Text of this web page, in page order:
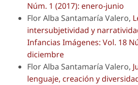
Núm. 1 (2017): enero-junio
Flor Alba Santamaría Valero,
intersubjetividad y
Infancias Imágenes: Vol. 18
diciembre
Flor Alba Santamaría Valero,
lenguaje, creación y